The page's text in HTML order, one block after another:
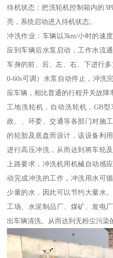
待机状态：把洗轮机控制箱内的
亮，系统启动进入待机状态。
冲洗作业：车辆以3km/小时的速
应到车辆后水泵启动，工作水流
车身的前、后、左、右、下进行
0-60s可调）水泵自动停止，冲洗
应车辆，相比普通的行程开关故障
工地洗轮机，自动洗轮机，GB
政、、环委、交通等各部门对施
的轮胎及底盘而设计，该设备利
进行高压冲洗，从而达到将车轮
上路要求，冲洗机用机械自动感
动完成冲洗的工作，冲洗用水可
少量的水，因此可以节约大量水
工场、水泥制品厂、煤矿、发电
出车辆清洗。从而达到无粉尘污染